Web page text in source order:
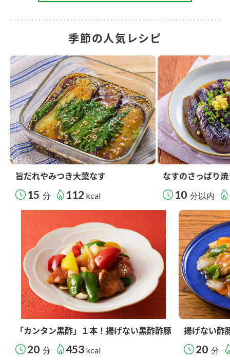
季節の人気レシピ
旨だれやみつき大葉なす
15 分 112 kcal
なすのさっぱり
10 分以内
「カンタン黒酢」１本！揚げない黒酢酢豚
20 分 453 kcal
揚げない酢
20 分